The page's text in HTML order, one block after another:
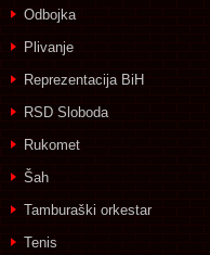
Odbojka
Plivanje
Reprezentacija BiH
RSD Sloboda
Rukomet
Šah
Tamburaški orkestar
Tenis